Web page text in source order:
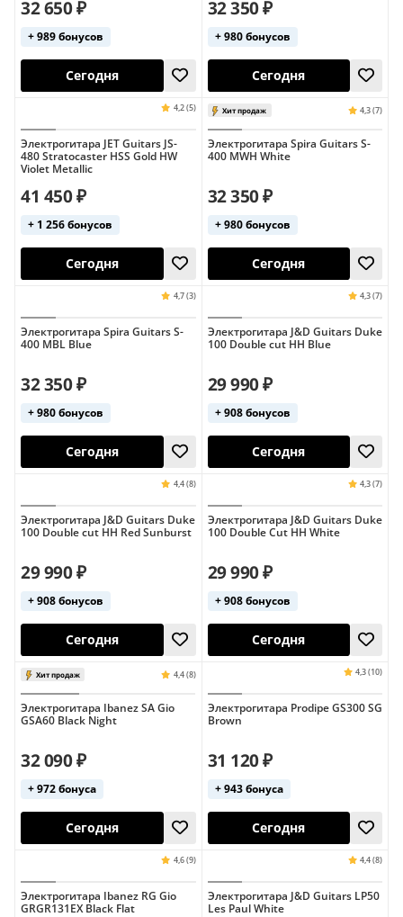
4,4 (7)
4,5 (10)
чехол в
Сегодня
32 650 ₽
+ 989 бонусов
Сегодня
32 350 ₽
+ 980 бонусов
Сегодня
Электрогитара JET Guitars JS-
480 Stratocaster HSS Gold HW
Violet Metallic
41 450 ₽
+ 1 256 бонусов
Сегодня
Электрогитара Spira Guitars S-
400 MWH White
32 350 ₽
+ 980 бонусов
Электрогитара Spira Guitars S-
400 MBL Blue
32 350 ₽
+ 980 бонусов
Сегодня
Электрогитара J&D Guitars Duke
100 Double cut HH Blue
29 990 ₽
+ 908 бонусов
Электрогитара J&D Guitars Duke
100 Double cut HH Red Sunburst
29 990 ₽
+ 908 бонусов
Электрогитара J&D Guitars Duke
100 Double Cut HH White
29 990 ₽
+ 908 бонусов
Электрогитара Ibanez SA Gio
GSA60 Black Night
32 090 ₽
+ 972 бонуса
Электрогитара Prodipe GS300 SG
Brown
31 120 ₽
+ 943 бонуса
Электрогитара Ibanez RG Gio
GRGR131EX Black Flat
Электрогитара J&D Guitars LP50
Les Paul White